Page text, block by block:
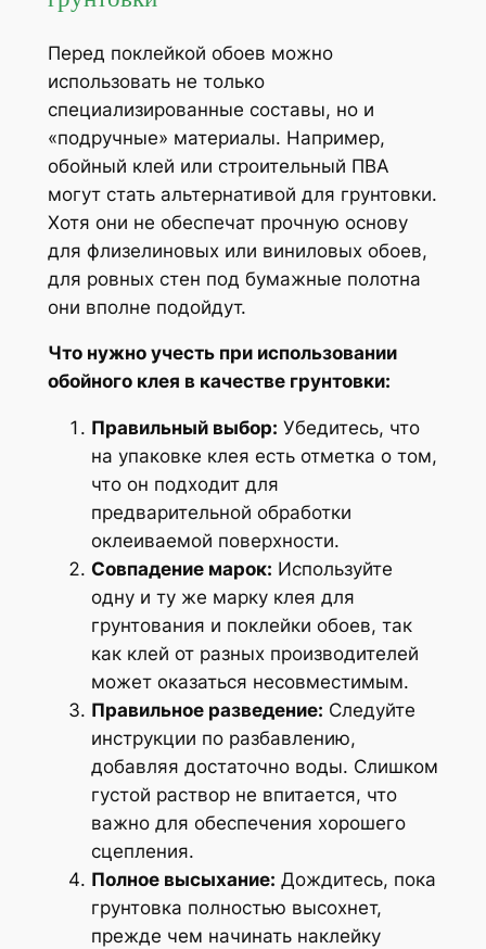
Перед поклейкой обоев можно
использовать не только
специализированные составы, но и
«подручные» материалы. Например,
обойный клей или строительный ПВА
могут стать альтернативой для грунтовки.
Хотя они не обеспечат прочную основу
для флизелиновых или виниловых обоев,
для ровных стен под бумажные полотна
они вполне подойдут.
Что нужно учесть при использовании
обойного клея в качестве грунтовки:
Правильный выбор: Убедитесь, что
на упаковке клея есть отметка о том,
что он подходит для
предварительной обработки
оклеиваемой поверхности.
Совпадение марок: Используйте
одну и ту же марку клея для
грунтования и поклейки обоев, так
как клей от разных производителей
может оказаться несовместимым.
Правильное разведение: Следуйте
инструкции по разбавлению,
добавляя достаточно воды. Слишком
густой раствор не впитается, что
важно для обеспечения хорошего
сцепления.
Полное высыхание: Дождитесь, пока
грунтовка полностью высохнет,
прежде чем начинать наклейку